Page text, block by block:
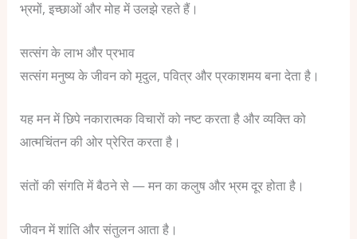
भ्रमों, इच्छाओं और मोह में उलझे रहते हैं।
सत्संग के लाभ और प्रभाव
सत्संग मनुष्य के जीवन को मृदुल, पवित्र और प्रकाशमय बना देता है।
यह मन में छिपे नकारात्मक विचारों को नष्ट करता है और व्यक्ति को
आत्मचिंतन की ओर प्रेरित करता है।
संतों की संगति में बैठने से —मन का कलुष और भ्रम दूर होता है।
जीवन में शांति और संतुलन आता है।